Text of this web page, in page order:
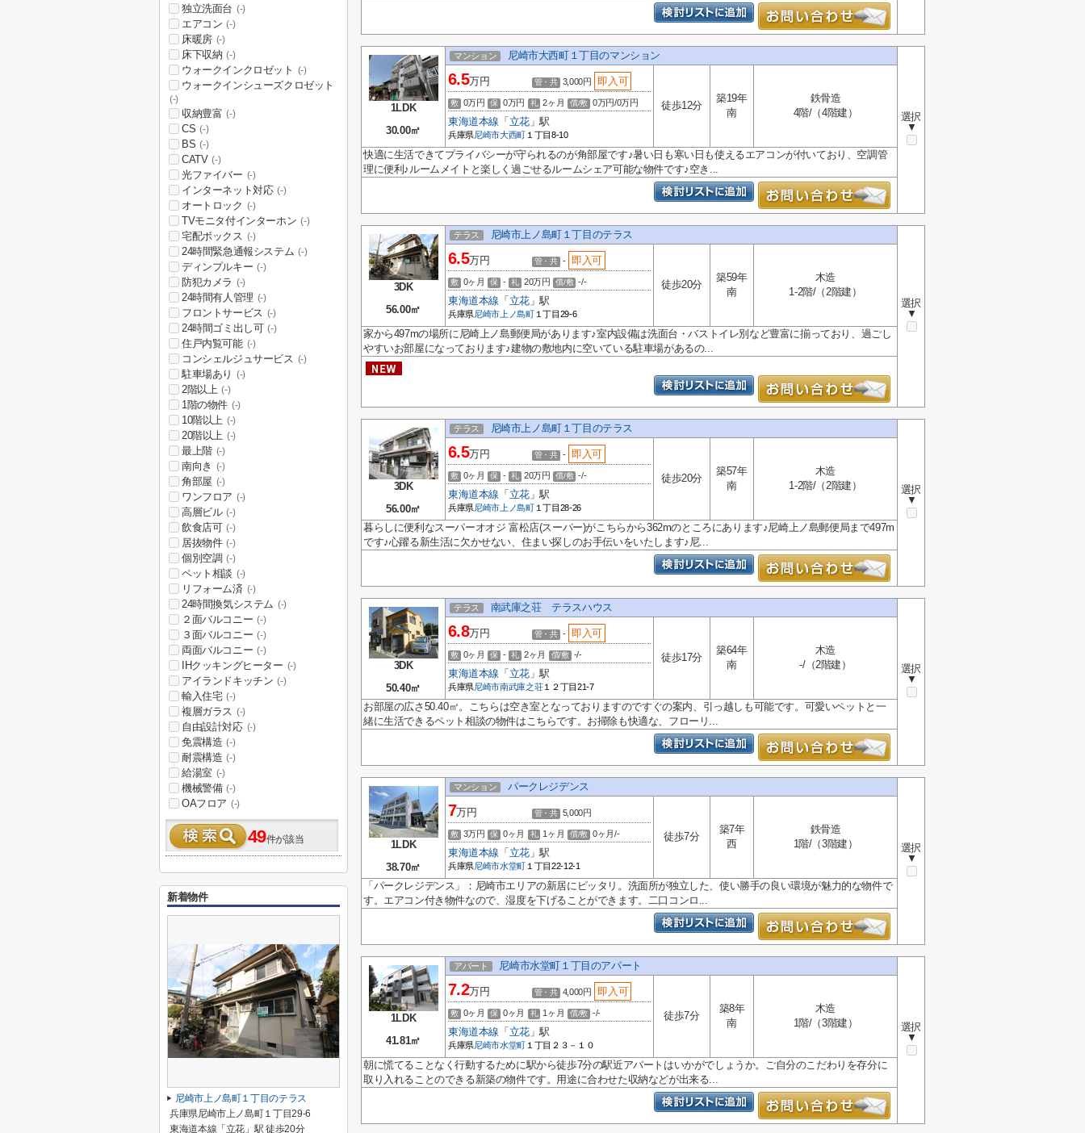
1LDK
30.00㎡
マンション 尼崎市大西町１丁目のマンション
選択
▼
6.5万円 管・共 3,000円 即入可
敷 0万円 保 0万円 礼 2ヶ月 償/敷 0万円/0万円
東海道本線 「 立花」駅
兵庫県尼崎市大西町 １丁目8-10
徒歩12分
築19年
南
鉄骨造
4階/（4階建）
快適に生活できてプライバシーが守られるのが角部屋です♪暑い日も寒い日も使えるエアコンが付いており、空調管
理に便利♪ルームメイトと楽しく過ごせるルームシェア可能な物件です♪空き...
3DK
56.00㎡
テラス 尼崎市上ノ島町１丁目のテラス
選択
▼
6.5万円 管・共 - 即入可
敷 0ヶ月 保 - 礼 20万円 償/敷 -/-
東海道本線 「 立花」駅
兵庫県尼崎市上ノ島町 １丁目29-6
徒歩20分
築59年
南
木造
1-2階/（2階建）
家から497mの場所に尼崎上ノ島郵便局があります♪室内設備は洗面台・バストイレ別など豊富に揃っており、過ごし
やすいお部屋になっております♪建物の敷地内に空いている駐車場があるの...
3DK
56.00㎡
テラス 尼崎市上ノ島町１丁目のテラス
選択
▼
6.5万円 管・共 - 即入可
敷 0ヶ月 保 - 礼 20万円 償/敷 -/-
東海道本線 「 立花」駅
兵庫県尼崎市上ノ島町 １丁目28-26
徒歩20分
築57年
南
木造
1-2階/（2階建）
暮らしに便利なスーパーオオジ 富松店(スーパー)がこちらから362mのところにあります♪尼崎上ノ島郵便局まで497m
です♪心躍る新生活に欠かせない、住まい探しのお手伝いをいたします♪尼...
3DK
50.40㎡
テラス 南武庫之荘 テラスハウス
選択
▼
6.8万円 管・共 - 即入可
敷 0ヶ月 保 - 礼 2ヶ月 償/敷 -/-
東海道本線 「 立花」駅
兵庫県尼崎市南武庫之荘１２丁目21-7
徒歩17分
築64年
南
木造
-/（2階建）
お部屋の広さ50.40㎡。こちらは空き室となっておりますのですぐの案内、引っ越しも可能です。可愛いペットと一
緒に生活できるペット相談の物件はこちらです。お掃除も快適な、フローリ...
1LDK
38.70㎡
マンション パークレジデンス
選択
▼
7万円 管・共 5,000円
敷 3万円 保 0ヶ月 礼 1ヶ月 償/敷 0ヶ月/-
東海道本線 「 立花」駅
兵庫県尼崎市水堂町 １丁目22-12-1
徒歩7分
築7年
西
鉄骨造
1階/（3階建）
「パークレジデンス」：尼崎市エリアの新居にピッタリ。洗面所が独立した、使い勝手の良い環境が魅力的な物件で
す。エアコン付き物件なので、湿度を下げることができます。二口コンロ...
1LDK
41.81㎡
アパート 尼崎市水堂町１丁目のアパート
選択
▼
7.2万円 管・共 4,000円 即入可
敷 0ヶ月 保 0ヶ月 礼 1ヶ月 償/敷 -/-
東海道本線 「 立花」駅
兵庫県尼崎市水堂町 １丁目２３－１０
徒歩7分
築8年
南
木造
1階/（3階建）
朝に慌てることなく行動するために駅から徒歩7分の駅近アパートはいかがでしょうか。ご自分のこだわりを存分に
取り入れることのできる新築の物件です。用途に合わせた収納などが出来る...
独立洗面台 (-)
エアコン (-)
床暖房 (-)
床下収納 (-)
ウォークインクロゼット (-)
ウォークインシューズクロゼット
(-)
収納豊富 (-)
CS (-)
BS (-)
CATV (-)
光ファイバー (-)
インターネット対応 (-)
オートロック (-)
TVモニタ付インターホン (-)
宅配ボックス (-)
24時間緊急通報システム (-)
ディンプルキー (-)
防犯カメラ (-)
24時間有人管理 (-)
フロントサービス (-)
24時間ゴミ出し可 (-)
住戸内覧可能 (-)
コンシェルジュサービス (-)
駐車場あり (-)
2階以上 (-)
1階の物件 (-)
10階以上 (-)
20階以上 (-)
最上階 (-)
南向き (-)
角部屋 (-)
ワンフロア (-)
高層ビル (-)
飲食店可 (-)
居抜物件 (-)
個別空調 (-)
ペット相談 (-)
リフォーム済 (-)
24時間換気システム (-)
２面バルコニー (-)
３面バルコニー (-)
両面バルコニー (-)
IHクッキングヒーター (-)
アイランドキッチン (-)
輸入住宅 (-)
複層ガラス (-)
自由設計対応 (-)
免震構造 (-)
耐震構造 (-)
給湯室 (-)
機械警備 (-)
OAフロア (-)
49件が該当
新着物件
尼崎市上ノ島町１丁目のテラス
兵庫県尼崎市上ノ島町１丁目29-6
東海道本線「立花」駅 徒歩20分